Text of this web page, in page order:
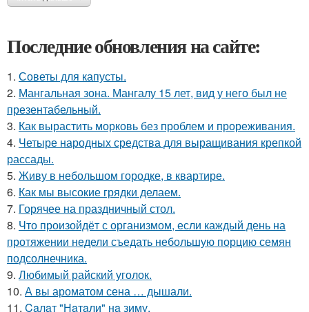
Последние обновления на сайте:
1. Советы для капусты.
2. Мангальная зона. Мангалу 15 лет, вид у него был не
презентабельный.
3. Как вырастить морковь без проблем и прореживания.
4. Четыре народных средства для выращивания крепкой
рассады.
5. Живу в небольшом городке, в квартире.
6. Как мы высокие грядки делаем.
7. Горячее на праздничный стол.
8. Что произойдёт с организмом, если каждый день на
протяжении недели съедать небольшую порцию семян
подсолнечника.
9. Любимый райский уголок.
10. А вы ароматом сена … дышали.
11. Caлaт "Нaтaли" нa зиму.